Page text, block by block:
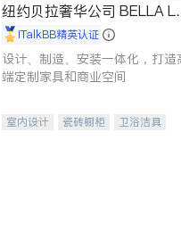
纽约贝拉奢华公司 BELLA LUX
E iTalkBB精英认证
设计、制造、安装一体化，打造
端定制家具和商业空间
室内设计 瓷砖橱柜
卫浴洁具